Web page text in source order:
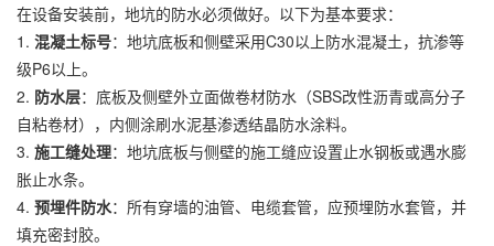
在设备安装前，地坑的防水必须做好。以下为基本要求：
1. 混凝土标号：地坑底板和侧壁采用C30以上防水混凝土，抗渗等
级P6以上。
2. 防水层：底板及侧壁外立面做卷材防水（SBS改性沥青或高分子
自粘卷材），内侧涂刷水泥基渗透结晶防水涂料。
3. 施工缝处理：地坑底板与侧壁的施工缝应设置止水钢板或遇水膨
胀止水条。
4. 预埋件防水：所有穿墙的油管、电缆套管，应预埋防水套管，并
填充密封胶。